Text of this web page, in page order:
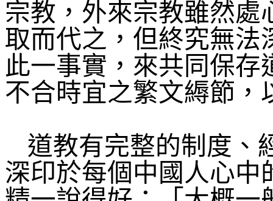
宗教，外來宗教雖然處
取而代之，但終究無法
此一事實，來共同保
不合時宜之繁文縟節，
道教有完整的制度、
深印於每個中國人心中